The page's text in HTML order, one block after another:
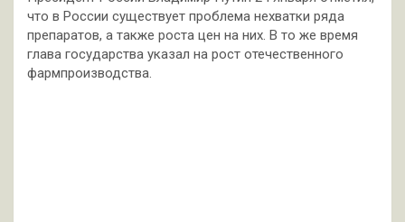
что в России существует проблема нехватки ряда
препаратов, а также роста цен на них. В то же время
глава государства указал на рост отечественного
фармпроизводства.